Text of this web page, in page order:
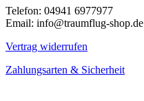
Telefon: 04941 6977977
Email: info@traumflug-shop.de
Vertrag widerrufen
Zahlungsarten & Sicherheit